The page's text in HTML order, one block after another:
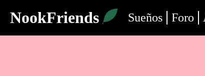
NookFriends Sueños Foro